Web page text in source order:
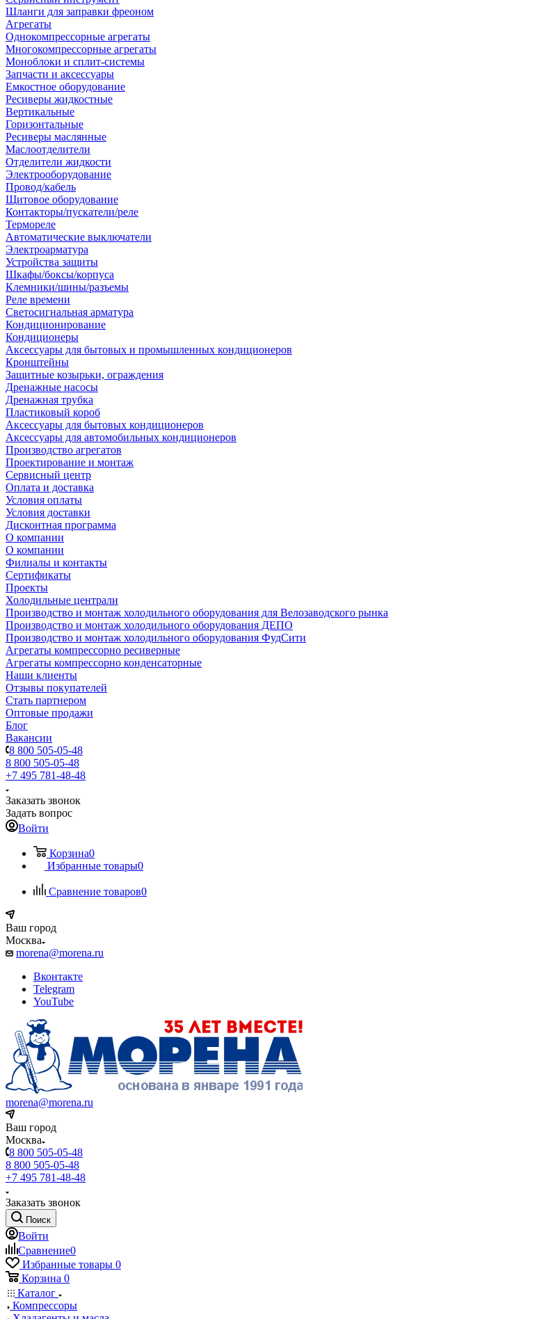
Шланги для заправки фреоном
Агрегаты
Однокомпрессорные агрегаты
Многокомпрессорные агрегаты
Моноблоки и сплит-системы
Запчасти и аксессуары
Емкостное оборудование
Ресиверы жидкостные
Вертикальные
Горизонтальные
Ресиверы маслянные
Маслоотделители
Отделители жидкости
Электрооборудование
Провод/кабель
Щитовое оборудование
Контакторы/пускатели/реле
Термореле
Автоматические выключатели
Электроарматура
Устройства защиты
Шкафы/боксы/корпуса
Клемники/шины/разъемы
Реле времени
Светосигнальная арматура
Кондиционирование
Кондиционеры
Аксессуары для бытовых и промышленных кондиционеров
Кронштейны
Защитные козырьки, ограждения
Дренажные насосы
Дренажная трубка
Пластиковый короб
Аксессуары для бытовых кондиционеров
Аксессуары для автомобильных кондиционеров
Производство агрегатов
Проектирование и монтаж
Сервисный центр
Оплата и доставка
Условия оплаты
Условия доставки
Дисконтная программа
О компании
О компании
Филиалы и контакты
Сертификаты
Проекты
Холодильные централи
Производство и монтаж холодильного оборудования для Велозаводского рынка
Производство и монтаж холодильного оборудования ДЕПО
Производство и монтаж холодильного оборудования ФудСити
Агрегаты компрессорно ресиверные
Агрегаты компрессорно конденсаторные
Наши клиенты
Отзывы покупателей
Стать партнером
Оптовые продажи
Блог
Вакансии
8 800 505-05-48
8 800 505-05-48
+7 495 781-48-48
Заказать звонок
Задать вопрос
Войти
Корзина0
Избранные товары0
Сравнение товаров0
Ваш город
Москва
morena@morena.ru
Вконтакте
Telegram
YouTube
morena@morena.ru
Ваш город
Москва
8 800 505-05-48
8 800 505-05-48
+7 495 781-48-48
Заказать звонок
Поиск
Войти
Сравнение0
Избранные товары 0
Корзина 0
Каталог
Компрессоры